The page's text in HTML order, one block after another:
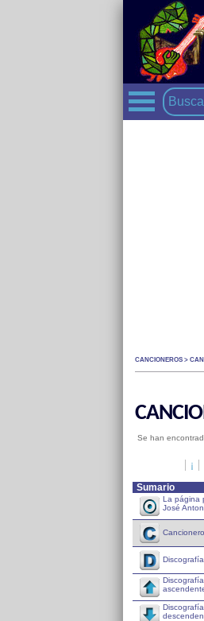
CANCIONEROS >
Se han
¡
Sumario
La página
José
Cancionero
Discografía